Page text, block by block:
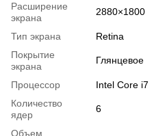
Расширение
экрана
2880×1800
Тип экрана
Retina
Покрытие
экрана
Глянцевое
Процессор
Intel Core i7
Количество
ядер
6
Объем